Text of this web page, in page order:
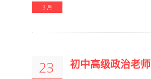
3 月
23 初中高级政治老师